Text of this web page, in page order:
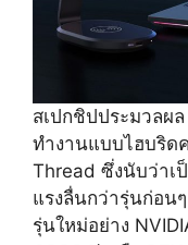
สเปกชิปประมวลผ
ทำงานแบบไฮบริด
Thread ซึ่งนับว่าเ
แรงลื่นกว่ารุ่นก่อน
รุ่นใหม่อย่าง